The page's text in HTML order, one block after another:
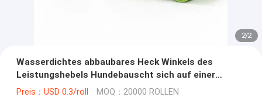
2/2
Wasserdichtes abbaubares Heck Winkels des
Leistungshebels Hundebauscht sich auf einer
Rolleneigenmarke
Preis：USD 0.3/roll MOQ：20000 ROLLEN